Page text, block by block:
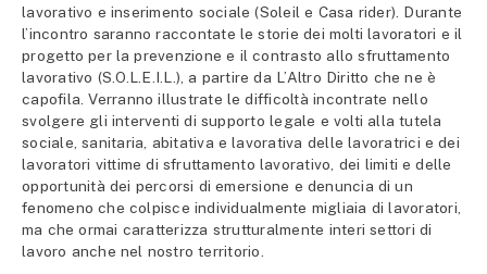
lavorativo e inserimento sociale (Soleil e Casa rider). Durante
l’incontro saranno raccontate le storie dei molti lavoratori e il
progetto per la prevenzione e il contrasto allo sfruttamento
lavorativo (S.O.L.E.I.L.), a partire da L’Altro Diritto che ne è
capofila. Verranno illustrate le difficoltà incontrate nello
svolgere gli interventi di supporto legale e volti alla tutela
sociale, sanitaria, abitativa e lavorativa delle lavoratrici e dei
lavoratori vittime di sfruttamento lavorativo, dei limiti e delle
opportunità dei percorsi di emersione e denuncia di un
fenomeno che colpisce individualmente migliaia di lavoratori,
ma che ormai caratterizza strutturalmente interi settori di
lavoro anche nel nostro territorio.